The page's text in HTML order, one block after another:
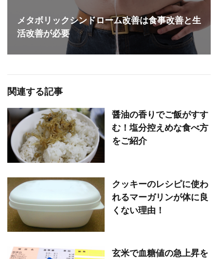
メタボリックシンドローム改善は食事改善と生
活改善が必要
関連する記事
醤油の香りでご飯がすす
む！塩分控えめな食べ方
をご紹介
クッキーのレシピに使わ
れるマーガリンが体に良
くない理由！
玄米で血糖値の急上昇を